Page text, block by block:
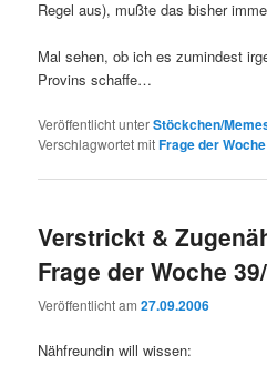
Regel aus), mußte das bisher
Mal sehen, ob ich es zumindest
Provins schaffe…
Veröffentlicht unterStöckchen/
Verschlagwortet mitFrage der Woche
Verstrickt &
Frage der Woche
Veröffentlicht am27.09.2006
Nähfreundin will wissen: